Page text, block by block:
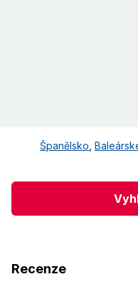
Španělsko
Recenze